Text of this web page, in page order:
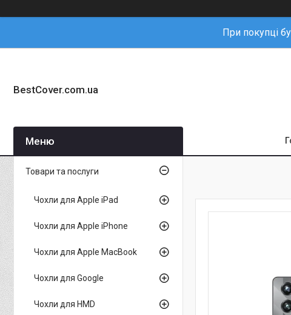
При покупці
BestCover.com.ua
Товари та послуги
Чохли для Apple iPad
Чохли для Apple iPhone
Чохли для Apple MacBook
Чохли для Google
Чохли для HMD